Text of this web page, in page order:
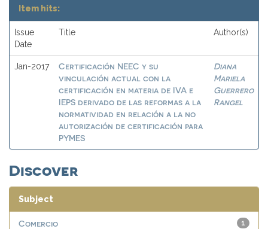
Item hits:
Issue
Date
Title Author(s)
Jan-2017
Certificación NEEC y su
vinculación actual con la
certificación en materia de IVA e
IEPS derivado de las reformas a la
normatividad en relación a la no
autorización de certificación para
PYMES
Diana
Mariela
Guerrero
Rangel
Discover
Subject
1
Comercio